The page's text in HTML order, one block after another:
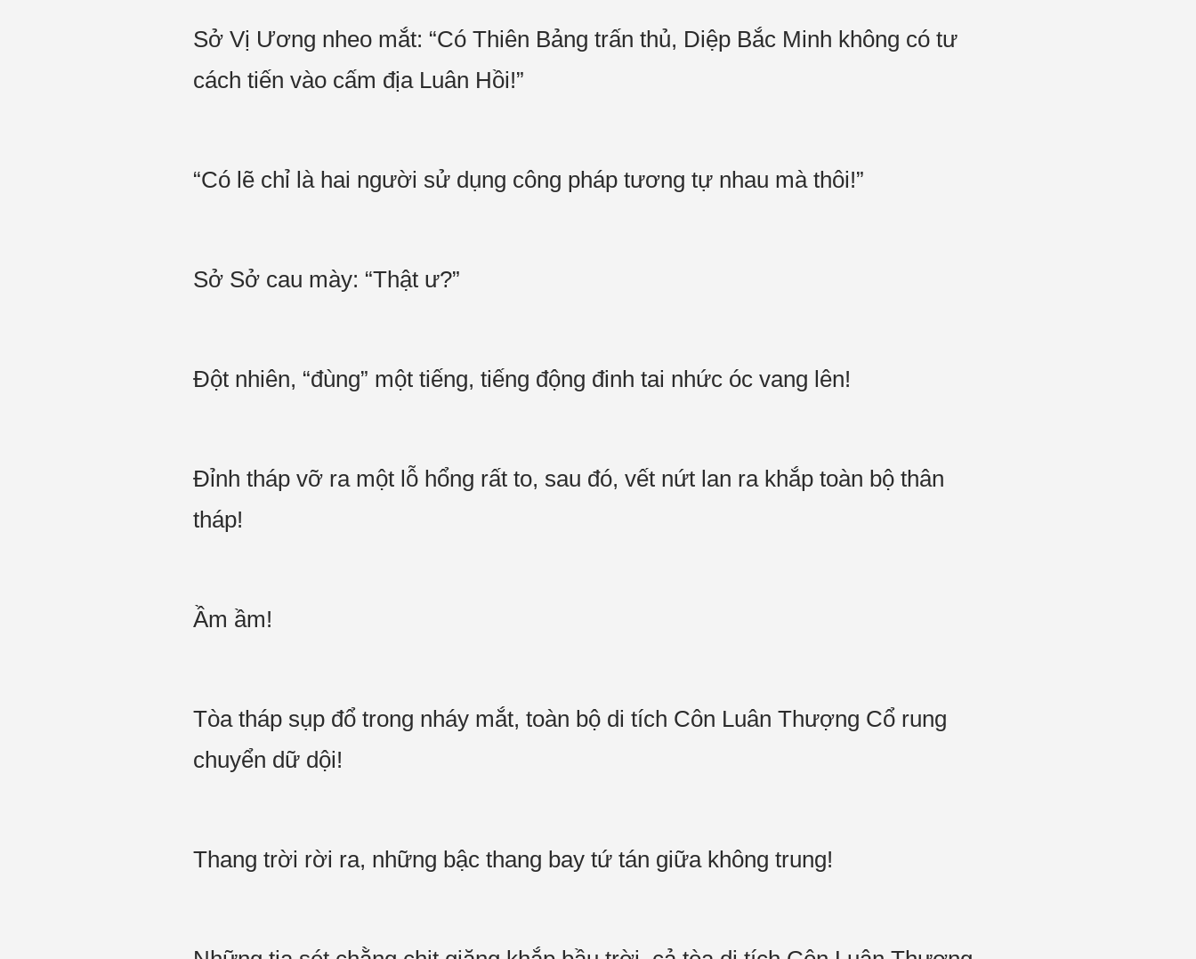
Sở Vị Ương nheo mắt: “Có Thiên Bảng trấn thủ, Diệp Bắc Minh không có tư
cách tiến vào cấm địa Luân Hồi!”
“Có lẽ chỉ là hai người sử dụng công pháp tương tự nhau mà thôi!”
Sở Sở cau mày: “Thật ư?”
Đột nhiên, “đùng” một tiếng, tiếng động đinh tai nhức óc vang lên!
Đỉnh tháp vỡ ra một lỗ hổng rất to, sau đó, vết nứt lan ra khắp toàn bộ thân
tháp!
Ầm ầm!
Tòa tháp sụp đổ trong nháy mắt, toàn bộ di tích Côn Luân Thượng Cổ rung
chuyển dữ dội!
Thang trời rời ra, những bậc thang bay tứ tán giữa không trung!